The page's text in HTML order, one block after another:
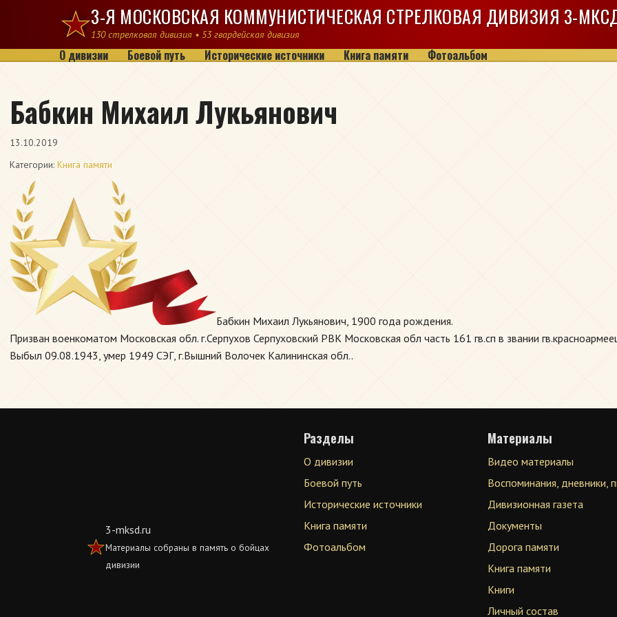
Перейти к содержимому3-Я МОСКОВСКАЯ КОММУНИСТИЧЕСКАЯ СТРЕЛКОВАЯ ДИВИЗИЯ 3-
130 стрелковая дивизия • 53 гвардейская дивизия
О дивизии Боевой путь Исторические источники Книга памяти Фотоальбом
Бабкин Михаил Лукьянович
13.10.2019
Категории: Книга памяти
Бабкин Михаил Лукьянович, 1900 года рождения.
Призван военкоматом Московская обл. г.Серпухов Серпуховский РВК Московская обл часть 161 гв.сп в звании
Выбыл 09.08.1943, умер 1949 СЭГ, г.Вышний Волочек Калининская обл..
3-mksd.ru
Материалы собраны в память о бойцах
дивизии
Разделы
О дивизии
Боевой путь
Исторические источники
Книга памяти
Фотоальбом
Материалы
Видео материалы
Воспоминания, дневники,
Дивизионная газета
Документы
Дорога памяти
Книга памяти
Книги
Личный состав